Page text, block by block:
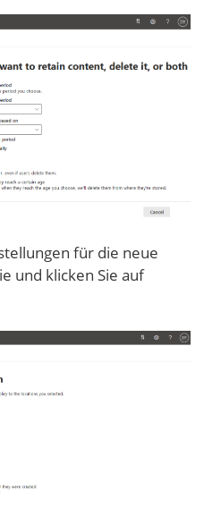
für die neue
und klicken Sie auf